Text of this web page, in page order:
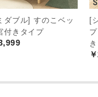
ダブル] すのこベッ
付きタイプ
[
き